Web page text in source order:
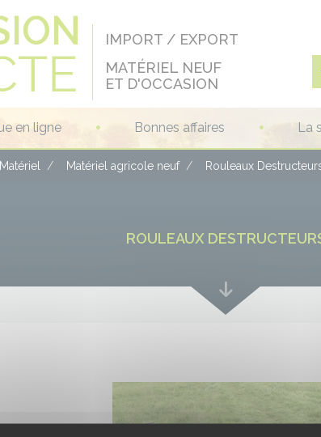
IMPORT / EXPORT
MATÉRIEL NEUF
ET D'OCCASION
en ligne Bonnes affaires La
Matériel Matériel agricole neuf Rouleaux
ROULEAUX
Lire
plus
bas